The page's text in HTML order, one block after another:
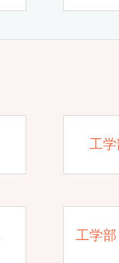
工
工学